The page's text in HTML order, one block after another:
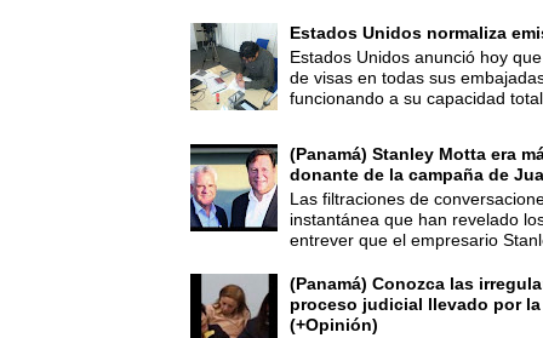
Estados Unidos normaliza
Estados Unidos anunció hoy
de visas en todas sus
funcionando a su capacidad
(Panamá) Stanley Motta era
donante de la campaña de
Las filtraciones de
instantánea que han revelado
entrever que el empresario
(Panamá) Conozca las
proceso judicial llevado por
(+Opinión)